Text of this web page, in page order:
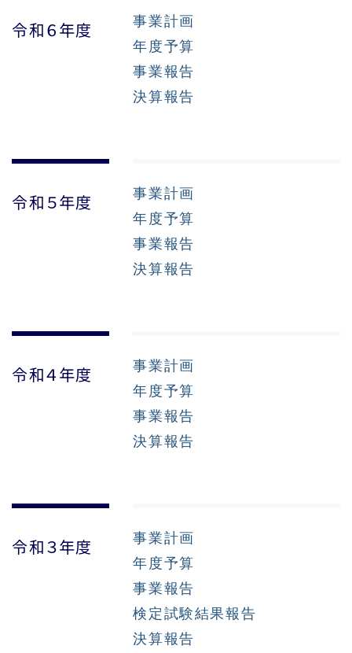
令和６年度
事業計画
年度予算
事業報告
決算報告
令和５年度
事業計画
年度予算
事業報告
決算報告
令和４年度
事業計画
年度予算
事業報告
決算報告
令和３年度
事業計画
年度予算
事業報告
検定試験結果報告
決算報告